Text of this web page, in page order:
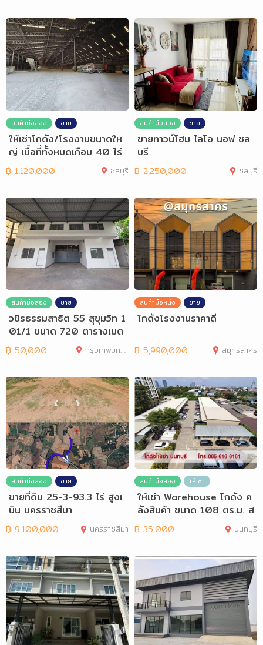
สินค้ามือสอง ขาย
ให้เช่าโกดัง/โรงงานขนาดให
ญ่ เนื้อที่ทั้งหมดเกือบ 40 ไร่
฿ 1,120,000 ชลบุรี
สินค้ามือสอง ขาย
ขายทาวน์โฮม ไลโอ นอฟ ชล
บุรี
฿ 2,250,000 ชลบุรี
สินค้ามือสอง ขาย
วชิรธรรมสาธิต 55 สุขุมวิท 1
01/1 ขนาด 720 ตารางเมต
ร
฿ 50,000 กรุงเทพมหานคร
สินค้ามือหนึ่ง ขาย
โกดังโรงงานราคาดี
฿ 5,990,000 สมุทรสาคร
สินค้ามือสอง ขาย
ขายที่ดิน 25-3-93.3 ไร่ สูงเ
นิน นครราชสีมา
฿ 9,100,000 นครราชสีมา
สินค้ามือสอง ให้เช่า
ให้เช่า Warehouse โกดัง ค
ลังสินค้า ขนาด 108 ตร.ม. ส
นามบินน้ำ
฿ 35,000 นนทบุรี